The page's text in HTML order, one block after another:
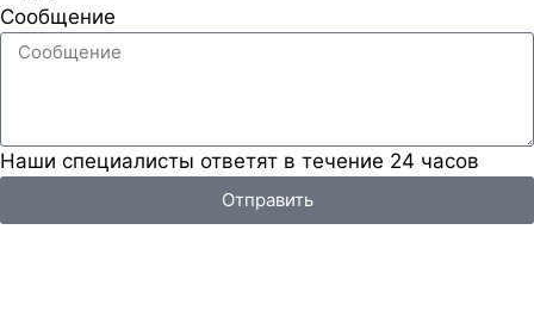
Сообщение
Наши специалисты ответят в течение 24 часов
Отправить